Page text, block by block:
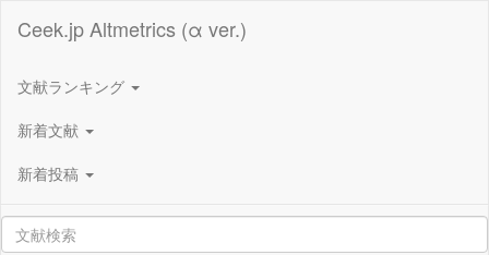
Ceek.jp Altmetrics (α ver.)
文献ランキング
新着文献
新着投稿